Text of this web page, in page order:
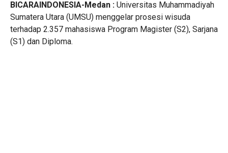
BICARAINDONESIA-Medan : Universitas Muhammadiyah
Sumatera Utara (UMSU) menggelar prosesi wisuda
terhadap 2.357 mahasiswa Program Magister (S2), Sarjana
(S1) dan Diploma.